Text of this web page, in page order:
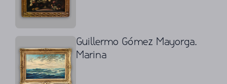
Guillermo Gómez Mayorga.
Marina